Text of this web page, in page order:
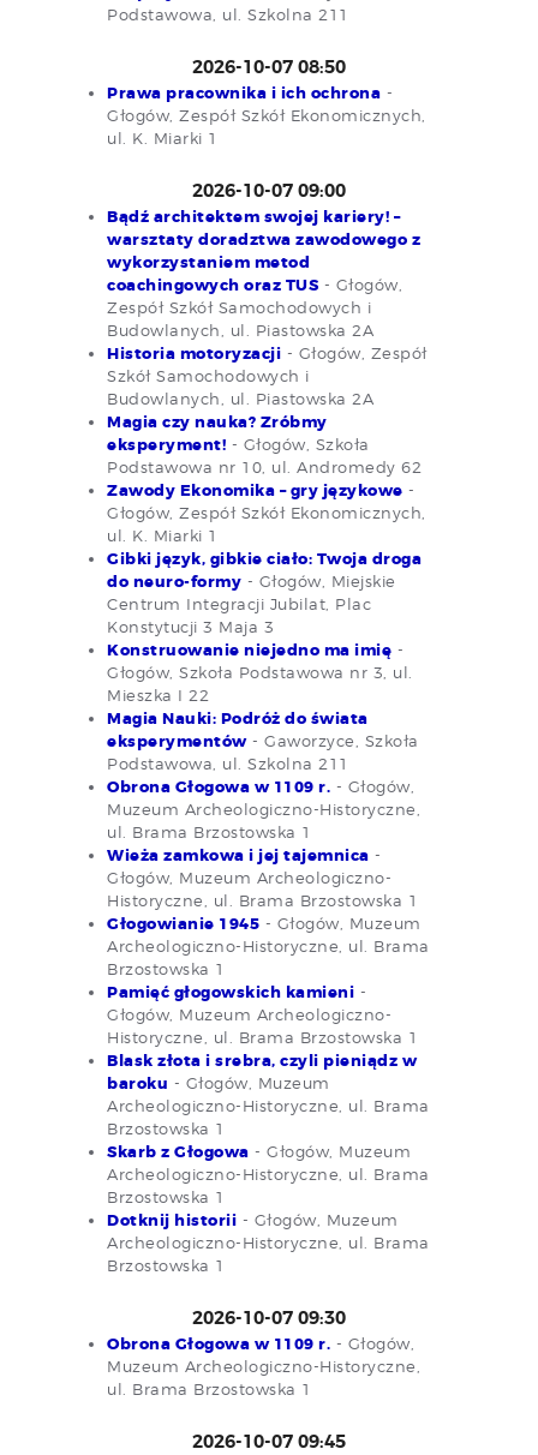
Podstawowa, ul. Szkolna 211
2026-10-07 08:50
Prawa pracownika i ich ochrona -
Głogów, Zespół Szkół Ekonomicznych,
ul. K. Miarki 1
2026-10-07 09:00
Bądź architektem swojej kariery! –
warsztaty doradztwa zawodowego z
wykorzystaniem metod
coachingowych oraz TUS - Głogów,
Zespół Szkół Samochodowych i
Budowlanych, ul. Piastowska 2A
Historia motoryzacji - Głogów, Zespół
Szkół Samochodowych i
Budowlanych, ul. Piastowska 2A
Magia czy nauka? Zróbmy
eksperyment! - Głogów, Szkoła
Podstawowa nr 10, ul. Andromedy 62
Zawody Ekonomika – gry językowe -
Głogów, Zespół Szkół Ekonomicznych,
ul. K. Miarki 1
Gibki język, gibkie ciało: Twoja droga
do neuro-formy - Głogów, Miejskie
Centrum Integracji Jubilat, Plac
Konstytucji 3 Maja 3
Konstruowanie niejedno ma imię -
Głogów, Szkoła Podstawowa nr 3, ul.
Mieszka I 22
Magia Nauki: Podróż do świata
eksperymentów- Gaworzyce, Szkoła
Podstawowa, ul. Szkolna 211
Obrona Głogowa w 1109 r. - Głogów,
Muzeum Archeologiczno-Historyczne,
ul. Brama Brzostowska 1
Wieża zamkowa i jej tajemnica -
Głogów, Muzeum Archeologiczno-
Historyczne, ul. Brama Brzostowska 1
Głogowianie 1945 - Głogów, Muzeum
Archeologiczno-Historyczne, ul. Brama
Brzostowska 1
Pamięć głogowskich kamieni -
Głogów, Muzeum Archeologiczno-
Historyczne, ul. Brama Brzostowska 1
Blask złota i srebra, czyli pieniądz w
baroku - Głogów, Muzeum
Archeologiczno-Historyczne, ul. Brama
Brzostowska 1
Skarb z Głogowa - Głogów, Muzeum
Archeologiczno-Historyczne, ul. Brama
Brzostowska 1
Dotknij historii - Głogów, Muzeum
Archeologiczno-Historyczne, ul. Brama
Brzostowska 1
2026-10-07 09:30
Obrona Głogowa w 1109 r. - Głogów,
Muzeum Archeologiczno-Historyczne,
ul. Brama Brzostowska 1
2026-10-07 09:45